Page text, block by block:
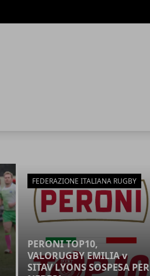
FEDERAZIONE ITALIANA RUGBY
PERONI TOP10,
VALORUGBY EMILIA v
SITAV LYONS SOSPESA PER